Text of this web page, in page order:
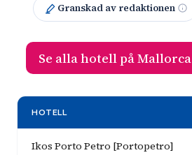
Granskad av redaktionen
Se alla hotell på
HOTELL
Ikos Porto Petro [Portopetro]